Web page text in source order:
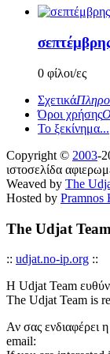
0 φίλοι/ες
Σχετικά
Όροι χρήσης
Το ξεκίνημα...
Copyright © 2003-
ιστοσελίδα
Weaved by The
Hosted by Pramnos
The Udjat
:: udjat.no-ip.org ::
Η Udjat Team
The Udjat Team is
Αν σας ενδιαφέρει
email: